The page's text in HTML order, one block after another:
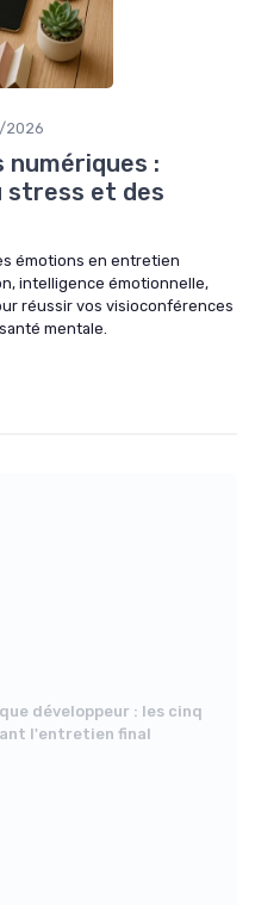
2026
:
stress et des
émotions en entretien
intelligence émotionnelle,
réussir vos visioconférences
mentale.
développeur : les cinq
l'entretien final